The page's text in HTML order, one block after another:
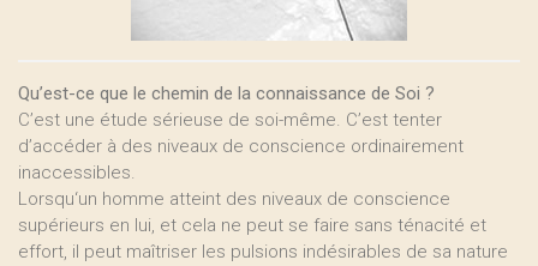
Qu’est-ce que le chemin de la connaissance de Soi ?
C’est une étude sérieuse de soi-même. C’est tenter
d’accéder à des niveaux de conscience ordinairement
inaccessibles.
Lorsqu‘un homme atteint des niveaux de conscience
supérieurs en lui, et cela ne peut se faire sans ténacité et
effort, il peut maîtriser les pulsions indésirables de sa nature